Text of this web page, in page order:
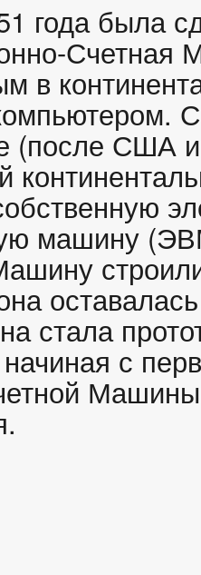
года была
в
(после США
машину
стала
с